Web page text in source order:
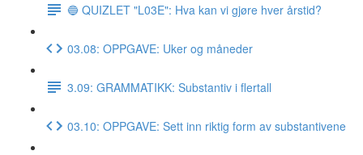
🔵 QUIZLET "L03E": Hva kan vi gjøre hver årstid?
03.08: OPPGAVE: Uker og måneder
3.09: GRAMMATIKK: Substantiv i flertall
03.10: OPPGAVE: Sett inn riktig form av substantivene